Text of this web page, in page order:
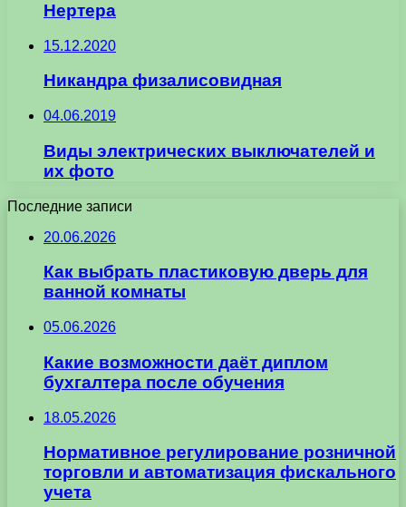
Нертера
15.12.2020
Никандра физалисовидная
04.06.2019
Виды электрических выключателей и
их фото
Последние записи
20.06.2026
Как выбрать пластиковую дверь для
ванной комнаты
05.06.2026
Какие возможности даёт диплом
бухгалтера после обучения
18.05.2026
Нормативное регулирование розничной
торговли и автоматизация фискального
учета